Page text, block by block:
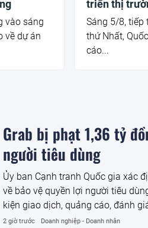
vào sáng
về dự án
triển thị
Sáng 5/8, tiếp
thứ Nhất,
cáo...
Grab bị phạt 1,36 tỷ
người tiêu dùng
Ủy ban Cạnh tranh Quốc gia xác
về bảo vệ quyền lợi người tiêu
kiện giao dịch, quảng cáo, đánh
người tiêu dùng dễ bị tổn thương.
2 giờ trước Doanh nghiệp - Doanh nhân